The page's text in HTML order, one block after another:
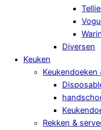
Diversen
Keuken
Rekken &